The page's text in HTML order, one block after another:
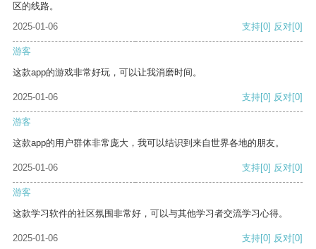
区的线路。
2025-01-06
支持[0] 反对[0]
游客
这款app的游戏非常好玩，可以让我消磨时间。
2025-01-06 支持[0] 反对[0]
游客
这款app的用户群体非常庞大，我可以结识到来自世界各地的朋友。
2025-01-06 支持[0] 反对[0]
游客
这款学习软件的社区氛围非常好，可以与其他学习者交流学习心得。
2025-01-06 支持[0] 反对[0]